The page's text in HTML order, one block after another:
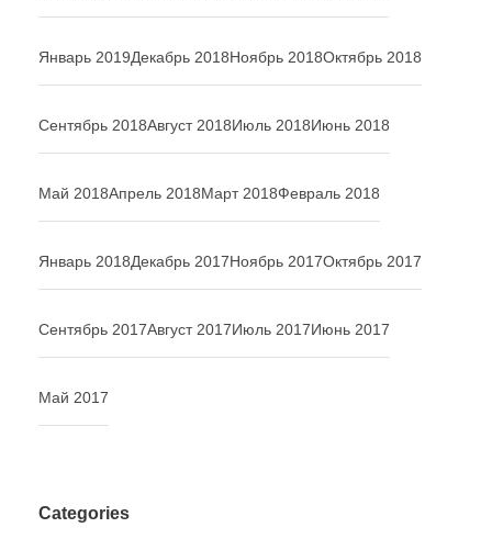
Январь 2019Декабрь 2018Ноябрь 2018Октябрь 2018
Сентябрь 2018Август 2018Июль 2018Июнь 2018
Май 2018Апрель 2018Март 2018Февраль 2018
Январь 2018Декабрь 2017Ноябрь 2017Октябрь 2017
Сентябрь 2017Август 2017Июль 2017Июнь 2017
Май 2017
Categories